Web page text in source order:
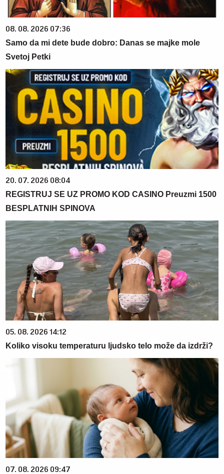
08. 08. 2026 07:36
Samo da mi dete bude dobro: Danas se majke mole
Svetoj Petki
20. 07. 2026 08:04
REGISTRUJ SE UZ PROMO KOD CASINO Preuzmi 1500
BESPLATNIH SPINOVA
05. 08. 2026 14:12
Koliko visoku temperaturu ljudsko telo može da izdrži?
07. 08. 2026 09:47